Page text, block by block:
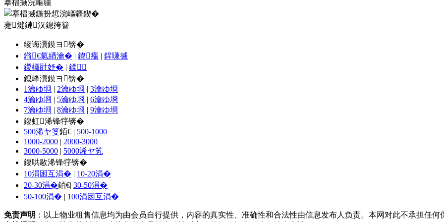
搴楅摵浣嶇疆
蹇煡鏈汉鎴挎簮
绫诲瀷鏌ヨ锛�
鏅€氫綇瀹� | 鍏瘬 | 鍟嗛摵
鍐欏瓧妤� | 鍒
鎴峰瀷鏌ヨ锛�
1瀹ゆ埛 | 2瀹ゆ埛 | 3瀹ゆ埛
4瀹ゆ埛 | 5瀹ゆ埛 | 6瀹ゆ埛
7瀹ゆ埛 | 8瀹ゆ埛 | 9瀹ゆ埛
鍑虹浠锋牸锛�
500浠ヤ笅銆€ | 500-1000
1000-2000 | 2000-3000
3000-5000 | 5000浠ヤ笂
鍑哄敭浠锋牸锛�
10涓囦互涓� | 10-20涓�
20-30涓�銆€| 30-50涓�
50-100涓� | 100涓囦互涓�
免责声明 ：以上物业租售信息均为由会员自行提供，内容的真实性、准确性和合法性由信息发布人负责。本网对此不承担任何